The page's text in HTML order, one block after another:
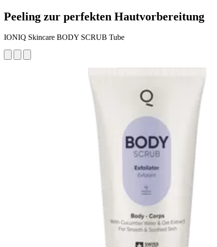
Peeling zur perfekten Hautvorbereitung
IONIQ Skincare BODY SCRUB Tube